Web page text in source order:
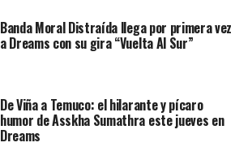
Banda Moral Distraída llega por primera vez
a Dreams con su gira “Vuelta Al Sur”
De Viña a Temuco: el hilarante y pícaro
humor de Asskha Sumathra este jueves en
Dreams